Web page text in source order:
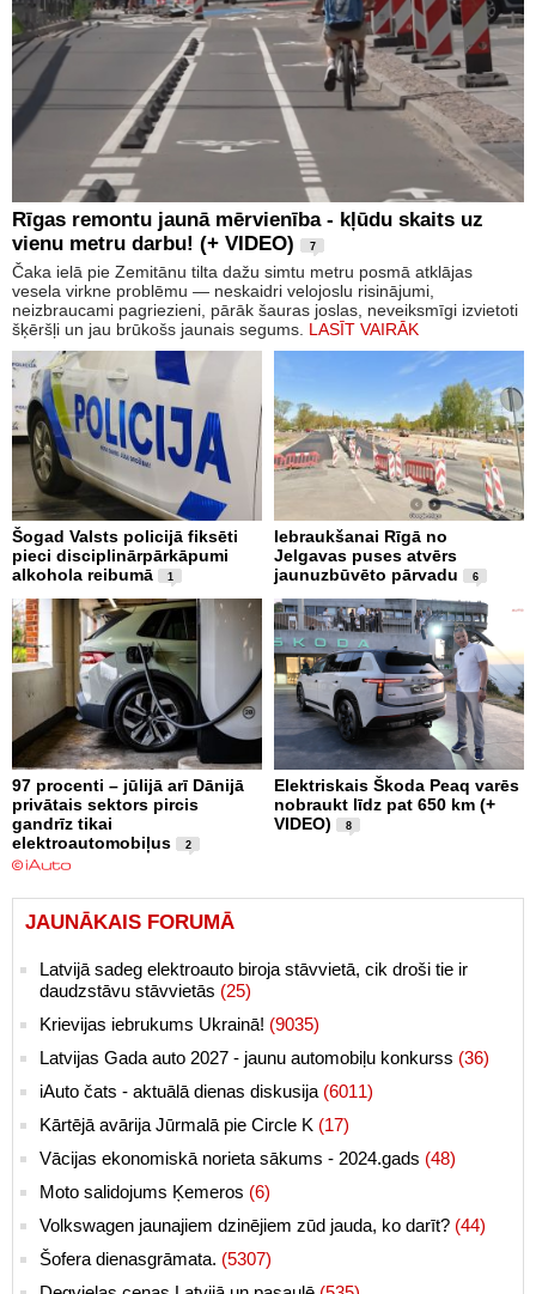
Rīgas remontu jaunā mērvienība - kļūdu skaits uz
vienu metru darbu! (+ VIDEO)
7
Čaka ielā pie Zemitānu tilta dažu simtu metru posmā atklājas
vesela virkne problēmu — neskaidri velojoslu risinājumi,
neizbraucami pagriezieni, pārāk šauras joslas, neveiksmīgi izvietoti
šķēršļi un jau brūkošs jaunais segums. LASĪT VAIRĀK
Šogad Valsts policijā fiksēti
pieci disciplinārpārkāpumi
alkohola reibumā
1
Iebraukšanai Rīgā no
Jelgavas puses atvērs
jaunuzbūvēto pārvadu
6
97 procenti – jūlijā arī Dānijā
privātais sektors pircis
gandrīz tikai
elektroautomobiļus
2
Elektriskais Škoda Peaq varēs
nobraukt līdz pat 650 km (+
VIDEO)
8
JAUNĀKAIS FORUMĀ
Latvijā sadeg elektroauto biroja stāvvietā, cik droši tie ir
daudzstāvu stāvvietās (25)
Krievijas iebrukums Ukrainā! (9035)
Latvijas Gada auto 2027 - jaunu automobiļu konkurss (36)
iAuto čats - aktuālā dienas diskusija (6011)
Kārtējā avārija Jūrmalā pie Circle K (17)
Vācijas ekonomiskā norieta sākums - 2024.gads (48)
Moto salidojums Ķemeros (6)
Volkswagen jaunajiem dzinējiem zūd jauda, ko darīt? (44)
Šofera dienasgrāmata. (5307)